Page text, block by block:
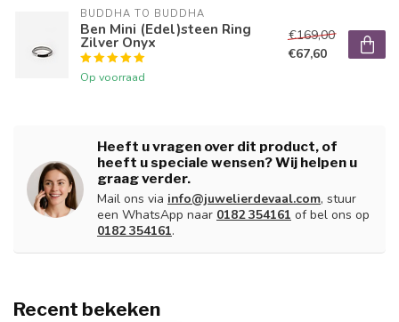
BUDDHA TO BUDDHA
Ben Mini (Edel)steen Ring
Zilver Onyx
Op voorraad
€169,00
€67,60
Heeft u vragen over dit product, of
heeft u speciale wensen? Wij helpen u
graag verder.
Mail ons via info@juwelierdevaal.com, stuur
een WhatsApp naar 0182 354161 of bel ons op
0182 354161.
Recent bekeken